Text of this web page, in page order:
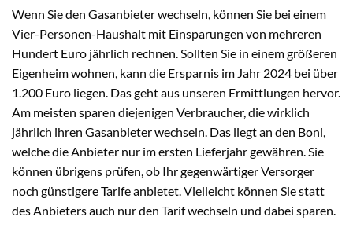
Wenn Sie den Gasanbieter wechseln, können Sie bei einem
Vier-Personen-Haushalt mit Einsparungen von mehreren
Hundert Euro jährlich rechnen. Sollten Sie in einem größeren
Eigenheim wohnen, kann die Ersparnis im Jahr 2024 bei über
1.200 Euro liegen. Das geht aus unseren Ermittlungen hervor.
Am meisten sparen diejenigen Verbraucher, die wirklich
jährlich ihren Gasanbieter wechseln. Das liegt an den Boni,
welche die Anbieter nur im ersten Lieferjahr gewähren. Sie
können übrigens prüfen, ob Ihr gegenwärtiger Versorger
noch günstigere Tarife anbietet. Vielleicht können Sie statt
des Anbieters auch nur den Tarif wechseln und dabei sparen.